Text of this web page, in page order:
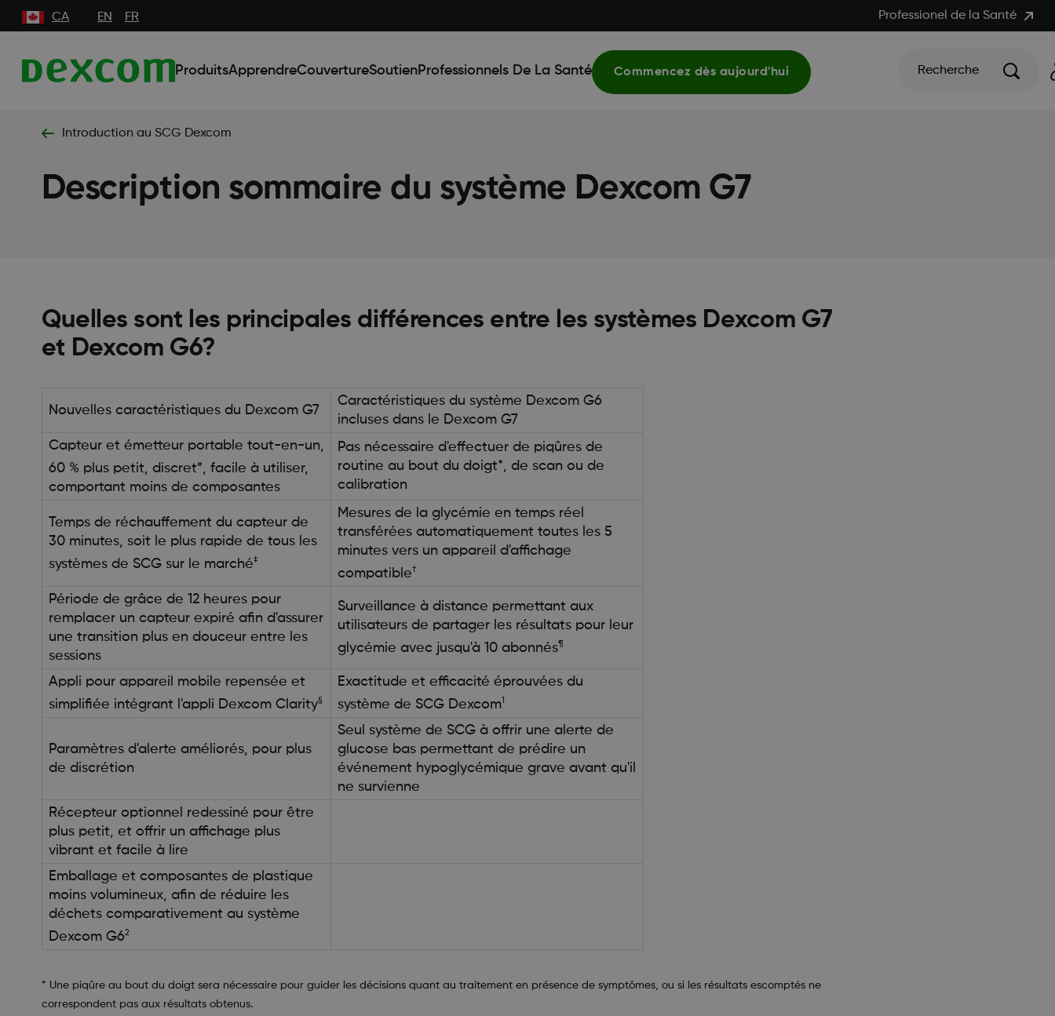
CA EN FR Professionel de la Santé
ProduitsApprendreCouvertureSoutienProfessionnels De La Santé Commencez dès aujourd'hui Recherche
Introduction au SCG Dexcom
Description sommaire du système Dexcom G7
Quelles sont les principales différences entre les systèmes Dexcom G7
et Dexcom G6?
Nouvelles caractéristiques du Dexcom G7
Caractéristiques du système Dexcom G6
incluses dans le Dexcom G7
Capteur et émetteur portable tout-en-un,
60 % plus petit, discret#, facile à utiliser,
comportant moins de composantes
Pas nécessaire d'effectuer de piqûres de
routine au bout du doigt*, de scan ou de
calibration
Temps de réchauffement du capteur de
30 minutes, soit le plus rapide de tous les
systèmes de SCG sur le marché‡
Mesures de la glycémie en temps réel
transférées automatiquement toutes les 5
minutes vers un appareil d'affichage
compatible†
Période de grâce de 12 heures pour
remplacer un capteur expiré afin d'assurer
une transition plus en douceur entre les
sessions
Surveillance à distance permettant aux
utilisateurs de partager les résultats pour leur
glycémie avec jusqu'à 10 abonnés¶
Appli pour appareil mobile repensée et
simplifiée intégrant l'appli Dexcom Clarity§
Exactitude et efficacité éprouvées du
système de SCG Dexcom1
Paramètres d'alerte améliorés, pour plus
de discrétion
Seul système de SCG à offrir une alerte de
glucose bas permettant de prédire un
événement hypoglycémique grave avant qu'il
ne survienne
Récepteur optionnel redessiné pour être
plus petit, et offrir un affichage plus
vibrant et facile à lire
Emballage et composantes de plastique
moins volumineux, afin de réduire les
déchets comparativement au système
Dexcom G62
* Une piqûre au bout du doigt sera nécessaire pour guider les décisions quant au traitement en présence de symptômes, ou si les résultats escomptés ne
correspondent pas aux résultats obtenus.